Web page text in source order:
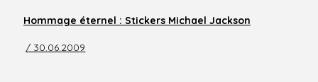
Hommage éternel : Stickers Michael Jackson
/ 30.06.2009